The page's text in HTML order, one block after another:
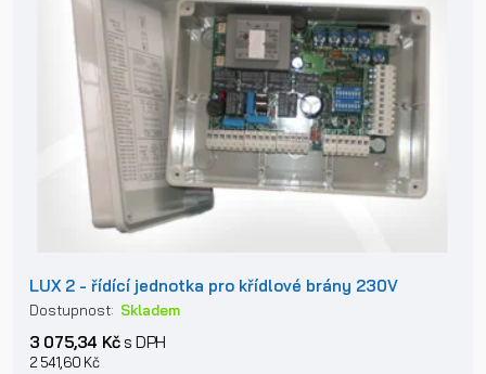
LUX 2 - řídící jednotka pro křídlové brány 230V
Dostupnost: Skladem
3 075,34 Kčs DPH
2 541,60 Kč